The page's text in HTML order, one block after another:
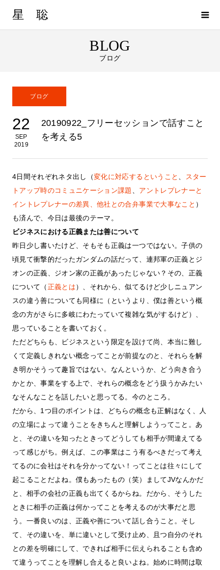
星 聡
BLOG
ブログ
ブログ
22
SEP
2019
20190922_フリーセッションで話すこと
を考える5
4日間それぞれネタ出し（変化に対応するということ
スター
トアップ時のコミュニケーション課題
アントレプレナーと
イントレプレナーの差異、他社との合弁事業で大事なこと ）
も済んで、今日は最後のテーマ。
ビジネスにおける正義または善について
昨日少し書いたけど、そもそも正義は一つではない。子供の
頃見て衝撃的だったガンダムの話だって、連邦軍の正義とジ
オンの正義、ジオン家の正義があったじゃない？その、正義
について（正義とは）、それから、似てるけど少しニュアン
スの違う善についても同様に（というより、僕は善という概
念の方がさらに多岐にわたっていて複雑な気がするけど）、
思っていることを書いておく。
ただどちらも、ビジネスという限定を設けて尚、本当に難し
くて定義しきれない概念ってことが前提なのと、それらを解
き明かそうって趣旨ではない。なんというか、どう向き合う
かとか、事業をする上で、それらの概念をどう扱うかみたい
なそんなことを話したいと思ってる。今のところ。
だから、1つ目のポイントは、どちらの概念も正解はなく、人
の立場によって違うことをきちんと理解しようってこと。あ
と、その違いを知ったときってどうしても相手が間違えてる
って感じがち。例えば、この事業はこう有るべきだって考え
てるのに会社はそれを分かってない！ってことは往々にして
起こることだよね。僕もあったもの（笑）ましてJVなんかだ
と、相手の会社の正義も出てくるからね。だから、そうした
ときに相手の正義は何かってことを考えるのが大事だと思
う。一番良いのは、正義や善について話し合うこと。そし
て、その違いを、単に違いとして受け止め、且つ自分のそれ
との差を明確にして、できれば相手に伝えられることも含め
て違うってことを理解し合えると良いよね。始めに時間は取